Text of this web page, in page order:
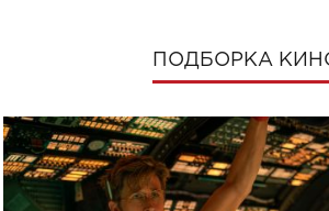
ПОДБОРКА